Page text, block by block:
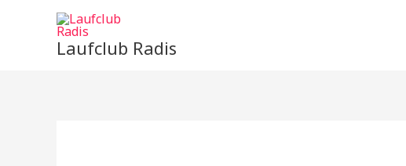
Laufclub Radis